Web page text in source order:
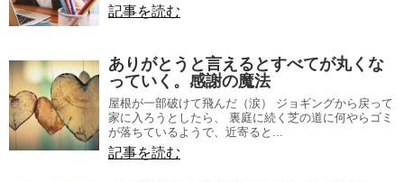
記事を読む
ありがとうと言えるとすべてが丸くな
っていく。感謝の魔法
屋根が一部破けて飛んだ（涙） ジョギングから戻って
家に入ろうとしたら、 裏庭に続く芝の道に何やらゴミ
が落ちているようで、近寄ると...
記事を読む